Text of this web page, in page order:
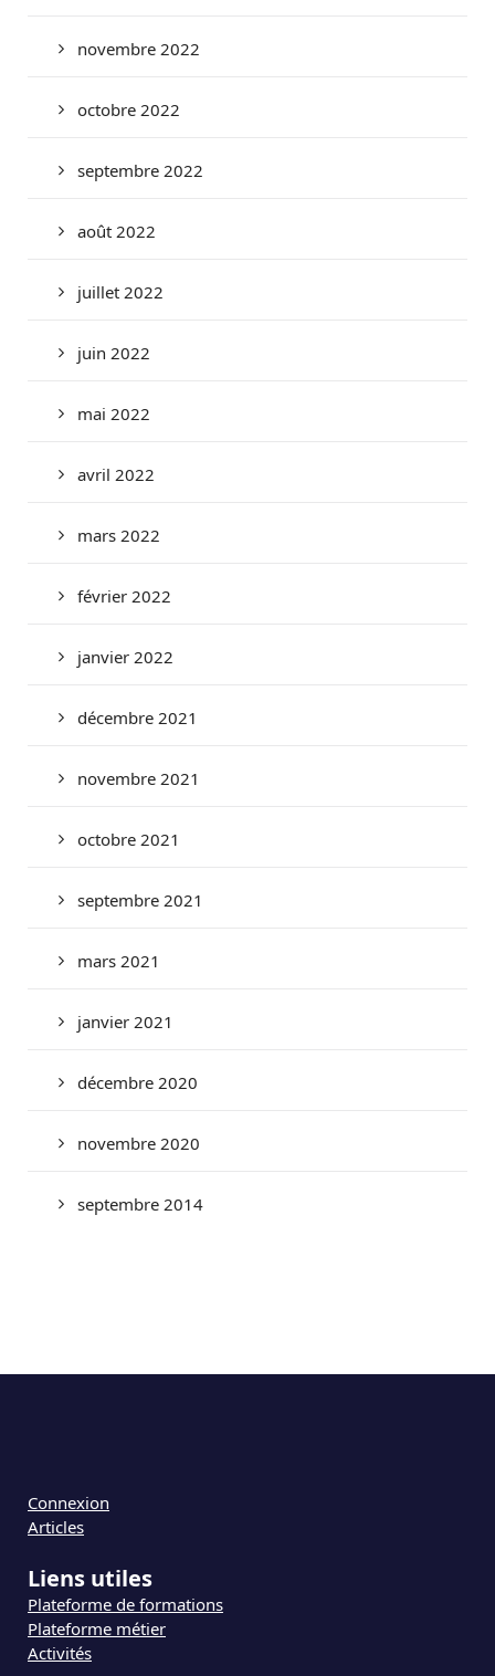
novembre 2022
octobre 2022
septembre 2022
août 2022
juillet 2022
juin 2022
mai 2022
avril 2022
mars 2022
février 2022
janvier 2022
décembre 2021
novembre 2021
octobre 2021
septembre 2021
mars 2021
janvier 2021
décembre 2020
novembre 2020
septembre 2014
Connexion
Articles
Liens utiles
Plateforme de formations
Plateforme métier
Activités